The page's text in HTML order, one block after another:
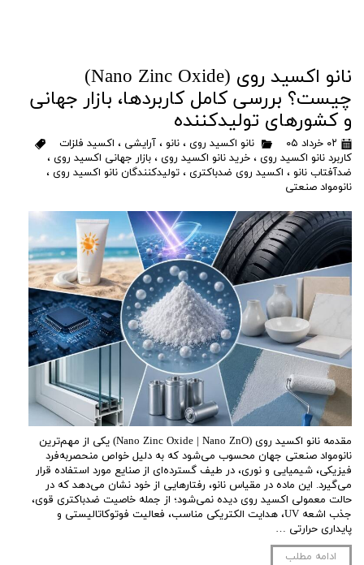
نانو اکسید روی (Nano Zinc Oxide)
چیست؟ بررسی کامل کاربردها، بازار جهانی
و کشورهای تولیدکننده
۰۲ خرداد ۰۵ نانو اکسید روی ، نانو ، آرایشی ، اکسید فلزات
کاربرد نانو اکسید روی ، خرید نانو اکسید روی ، بازار جهانی اکسید روی ،
ضدآفتاب نانو ، اکسید روی ضدباکتری ، تولیدکنندگان نانو اکسید روی ،
نانومواد صنعتی
مقدمه نانو اکسید روی (Nano Zinc Oxide | Nano ZnO) یکی از مهم‌ترین
نانومواد صنعتی جهان محسوب می‌شود که به دلیل خواص منحصربه‌فرد
فیزیکی، شیمیایی و نوری، در طیف گسترده‌ای از صنایع مورد استفاده قرار
می‌گیرد. این ماده در مقیاس نانو، رفتارهایی از خود نشان می‌دهد که در
حالت معمولی اکسید روی دیده نمی‌شود؛ از جمله خاصیت ضدباکتری قوی،
جذب اشعه UV، هدایت الکتریکی مناسب، فعالیت فوتوکاتالیستی و
پایداری حرارتی …
ادامه مطلب